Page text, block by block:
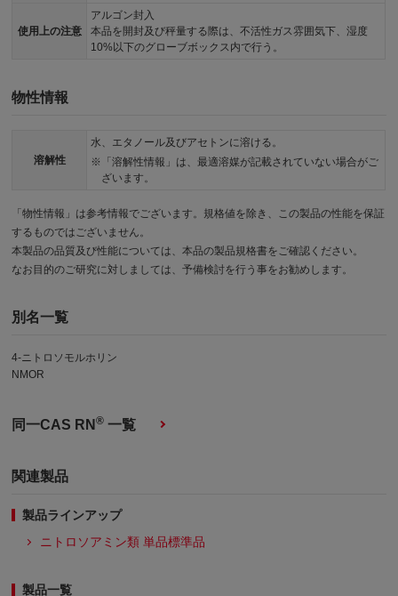
使用上の注意
アルゴン封入
本品を開封及び秤量する際は、不活性ガス雰囲気下、湿度
10%以下のグローブボックス内で行う。
物性情報
溶解性
水、エタノール及びアセトンに溶ける。
「溶解性情報」は、最適溶媒が記載されていない場合がご
ざいます。
「物性情報」は参考情報でございます。規格値を除き、この製品の性能を保証
するものではございません。
本製品の品質及び性能については、本品の製品規格書をご確認ください。
なお目的のご研究に対しましては、予備検討を行う事をお勧めします。
別名一覧
4-ニトロソモルホリン
NMOR
同一CAS RN® 一覧
関連製品
製品ラインアップ
ニトロソアミン類 単品標準品
製品一覧